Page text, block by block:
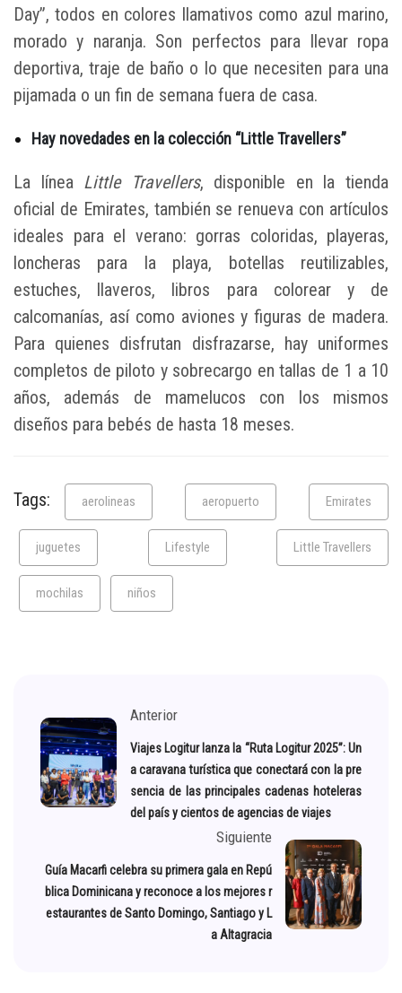
Day”, todos en colores llamativos como azul marino,
morado y naranja. Son perfectos para llevar ropa
deportiva, traje de baño o lo que necesiten para una
pijamada o un fin de semana fuera de casa.
Hay novedades en la colección “Little Travellers”
La línea Little Travellers, disponible en la tienda
oficial de Emirates, también se renueva con artículos
ideales para el verano: gorras coloridas, playeras,
loncheras para la playa, botellas reutilizables,
estuches, llaveros, libros para colorear y de
calcomanías, así como aviones y figuras de madera.
Para quienes disfrutan disfrazarse, hay uniformes
completos de piloto y sobrecargo en tallas de 1 a 10
años, además de mamelucos con los mismos
diseños para bebés de hasta 18 meses.
Tags: aerolineas aeropuerto Emirates
juguetes Lifestyle Little Travellers
mochilas niños
Anterior
Viajes Logitur lanza la “Ruta Logitur 2025”: Un
a caravana turística que conectará con la pre
sencia de las principales cadenas hoteleras
del país y cientos de agencias de viajes
Siguiente
Guía Macarfi celebra su primera gala en Repú
blica Dominicana y reconoce a los mejores r
estaurantes de Santo Domingo, Santiago y L
a Altagracia